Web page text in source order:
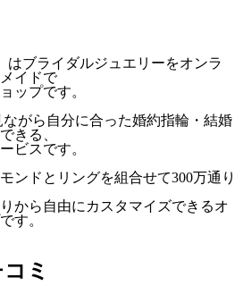
はブライダルジュエリーをオンラ
イドで
ップです。
がら自分に合った婚約指輪・結婚
きる、
ビスです。
ンドとリングを組合せて300万通り
から自由にカスタマイズできるオ
す。
ミ